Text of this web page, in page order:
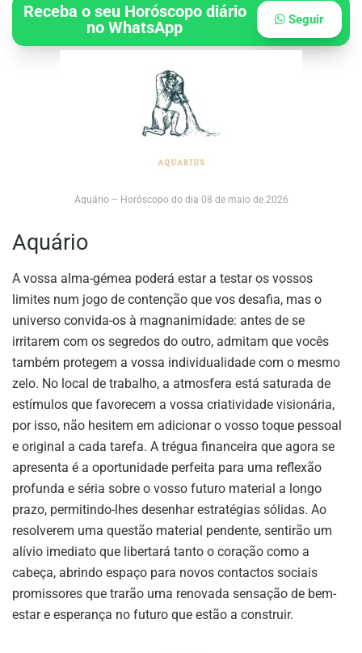
Receba o seu Horóscopo diário
no WhatsApp
Seguir
Aquário – Horóscopo do dia 08 de maio de 2026
Aquário
A vossa alma-gémea poderá estar a testar os vossos
limites num jogo de contenção que vos desafia, mas o
universo convida-os à magnanimidade: antes de se
irritarem com os segredos do outro, admitam que vocês
também protegem a vossa individualidade com o mesmo
zelo. No local de trabalho, a atmosfera está saturada de
estímulos que favorecem a vossa criatividade visionária,
por isso, não hesitem em adicionar o vosso toque pessoal
e original a cada tarefa. A trégua financeira que agora se
apresenta é a oportunidade perfeita para uma reflexão
profunda e séria sobre o vosso futuro material a longo
prazo, permitindo-lhes desenhar estratégias sólidas. Ao
resolverem uma questão material pendente, sentirão um
alívio imediato que libertará tanto o coração como a
cabeça, abrindo espaço para novos contactos sociais
promissores que trarão uma renovada sensação de bem-
estar e esperança no futuro que estão a construir.